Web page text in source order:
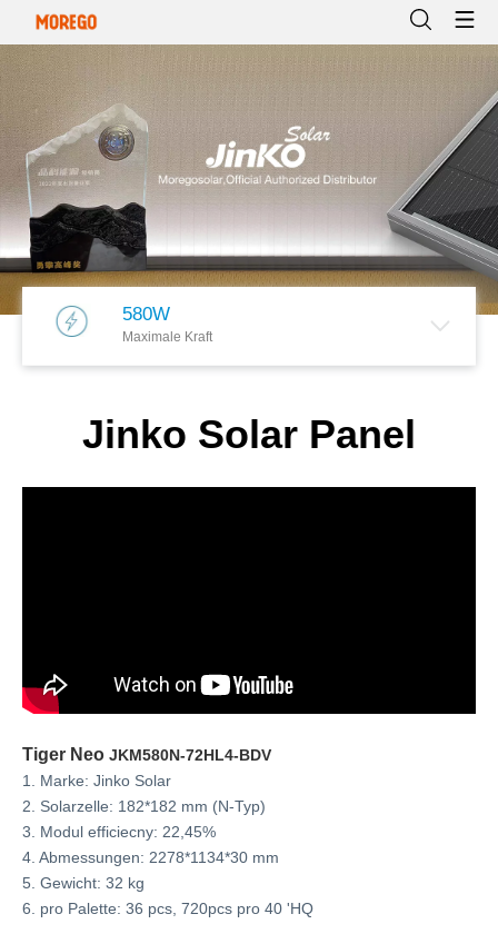
580W
Maximale Kraft
Jinko Solar Panel
Tiger Neo JKM580N-72HL4-BDV
1. Marke: Jinko Solar
2. Solarzelle: 182*182 mm (N-Typ)
3. Modul efficiecny: 22,45%
4. Abmessungen: 2278*1134*30 mm
5. Gewicht: 32 kg
6. pro Palette: 36 pcs, 720pcs pro 40 'HQ